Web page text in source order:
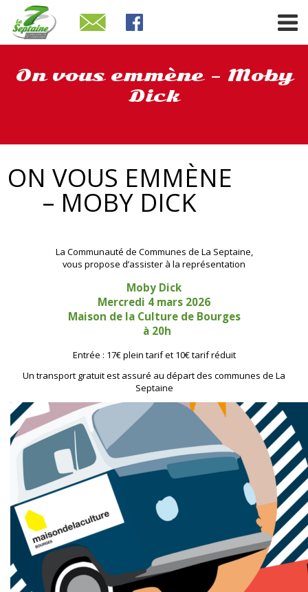
On vous emmène – Moby
Dick
ON VOUS EMMÈNE
– MOBY DICK
La Communauté de Communes de La Septaine,
vous propose d’assister à la représentation
Moby Dick
Mercredi 4 mars 2026
Maison de la Culture de Bourges
à 20h
Entrée : 17€ plein tarif et 10€ tarif réduit
Un transport gratuit est assuré au départ des communes de La
Septaine